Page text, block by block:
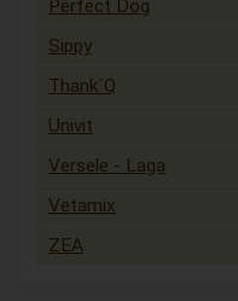
Perfect Dog
Sippy
Thank´Q
Univit
Versele - Laga
Vetamix
ZEA